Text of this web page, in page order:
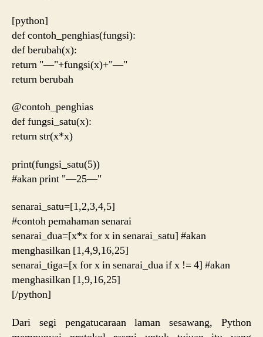
[python]
def contoh_penghias(fungsi):
def berubah(x):
return "—"+fungsi(x)+"—"
return berubah
@contoh_penghias
def fungsi_satu(x):
return str(x*x)
print(fungsi_satu(5))
#akan print "—25—"
senarai_satu=[1,2,3,4,5]
#contoh pemahaman senarai
senarai_dua=[x*x for x in senarai_satu] #akan
menghasilkan [1,4,9,16,25]
senarai_tiga=[x for x in senarai_dua if x != 4] #akan
menghasilkan [1,9,16,25]
[/python]
Dari segi pengatucaraan laman sesawang, Python